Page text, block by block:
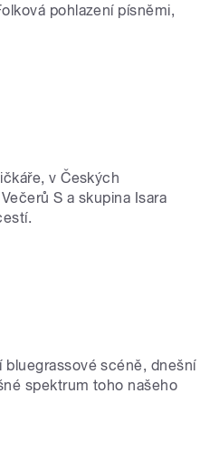
pohlazení písněmi,
v Českých
S a skupina Isara
bluegrassové scéně, dnešní
spektrum toho našeho